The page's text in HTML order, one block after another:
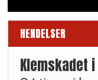
HENDELSER
Klemskadet